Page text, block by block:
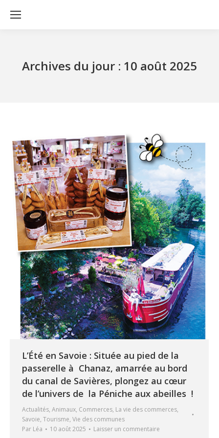
Archives du jour : 10 août 2025
L’Été en Savoie : Située au pied de la
passerelle à Chanaz, amarrée au bord
du canal de Savières, plongez au cœur
de l’univers de la Péniche aux abeilles !
Actualités, Animaux, Commerces, La vie des commerces,
Savoie, Tourisme, Vie des communes
Par Léa 10 août 2025 Laisser un commentaire